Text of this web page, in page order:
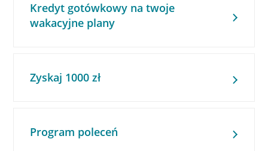
Kredyt gotówkowy na twoje
wakacyjne plany
Zyskaj 1000 zł
Program poleceń